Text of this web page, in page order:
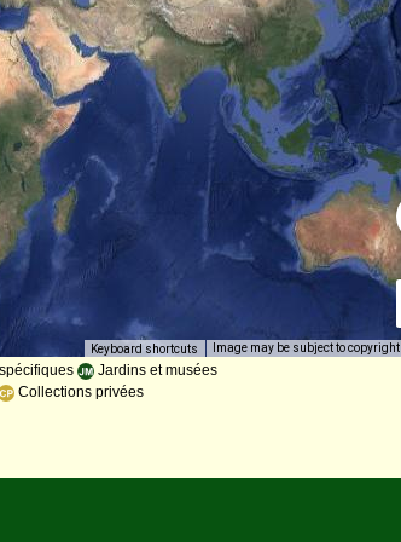
Keyboard shortcuts Image may be subject to copyright
Jardins et musées
Collections privées